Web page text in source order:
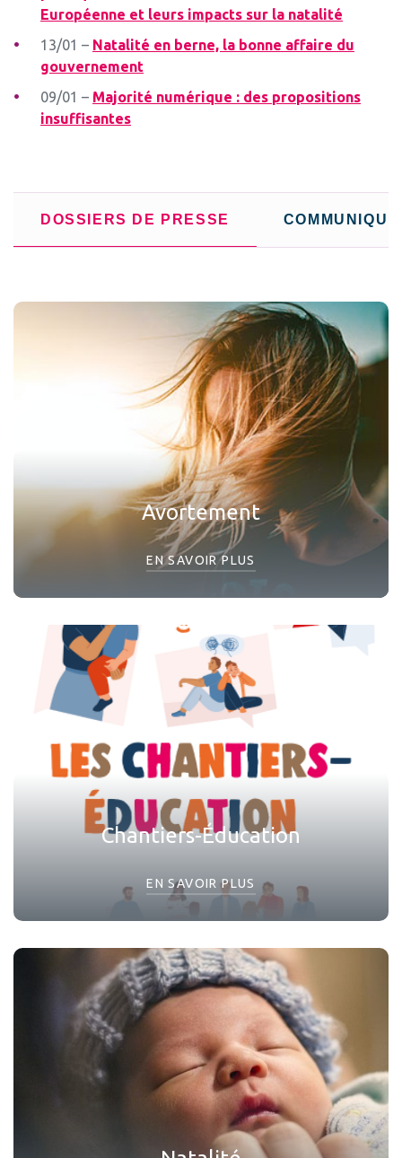
Européenne et leurs impacts sur la natalité
13/01 – Natalité en berne, la bonne affaire du
gouvernement
09/01 – Majorité numérique : des propositions
insuffisantes
DOSSIERS DE PRESSE
Avortement
EN SAVOIR PLUS
Chantiers-Éducation
EN SAVOIR PLUS